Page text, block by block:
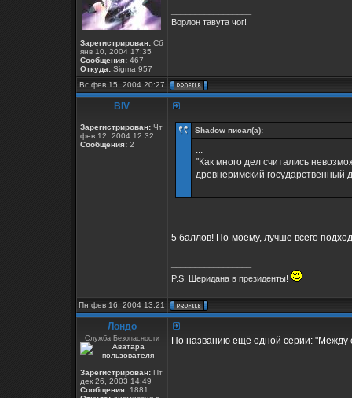
Зарегистрирован: Сб
янв 10, 2004 17:35
Сообщения: 467
Откуда: Sigma 957
Ворлон тавута чог!
Вс фев 15, 2004 20:27
BIV
Зарегистрирован: Чт
фев 12, 2004 12:32
Сообщения: 2
Shadow писал(а):
...
"Как много дел считались
древнеримский государственный
...
5 баллов! По-моему, лучше всего
P.S. Шеридана в президенты!
Пн фев 16, 2004 13:21
Лондо
Служба Безопасности
Зарегистрирован: Пт
дек 26, 2003 14:49
Сообщения: 1881
По названию ещё одной серии: "Между